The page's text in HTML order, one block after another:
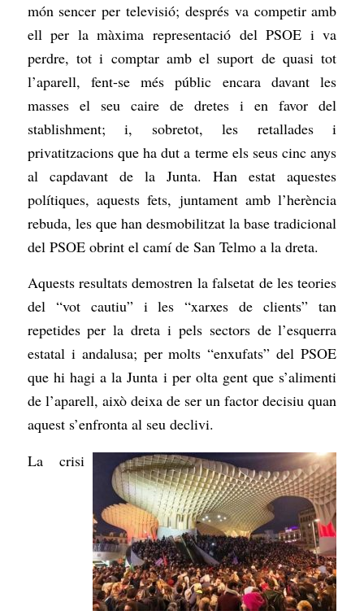
món sencer per televisió; després va competir amb
ell per la màxima representació del PSOE i va
perdre, tot i comptar amb el suport de quasi tot
l’aparell, fent-se més públic encara davant les
masses el seu caire de dretes i en favor del
stablishment; i, sobretot, les retallades i
privatitzacions que ha dut a terme els seus cinc anys
al capdavant de la Junta. Han estat aquestes
polítiques, aquests fets, juntament amb l’herència
rebuda, les que han desmobilitzat la base tradicional
del PSOE obrint el camí de San Telmo a la dreta.
Aquests resultats demostren la falsetat de les teories
del “vot cautiu” i les “xarxes de clients” tan
repetides per la dreta i pels sectors de l’esquerra
estatal i andalusa; per molts “enxufats” del PSOE
que hi hagi a la Junta i per olta gent que s’alimenti
de l’aparell, això deixa de ser un factor decisiu quan
aquest s’enfronta al seu declivi.
La crisi